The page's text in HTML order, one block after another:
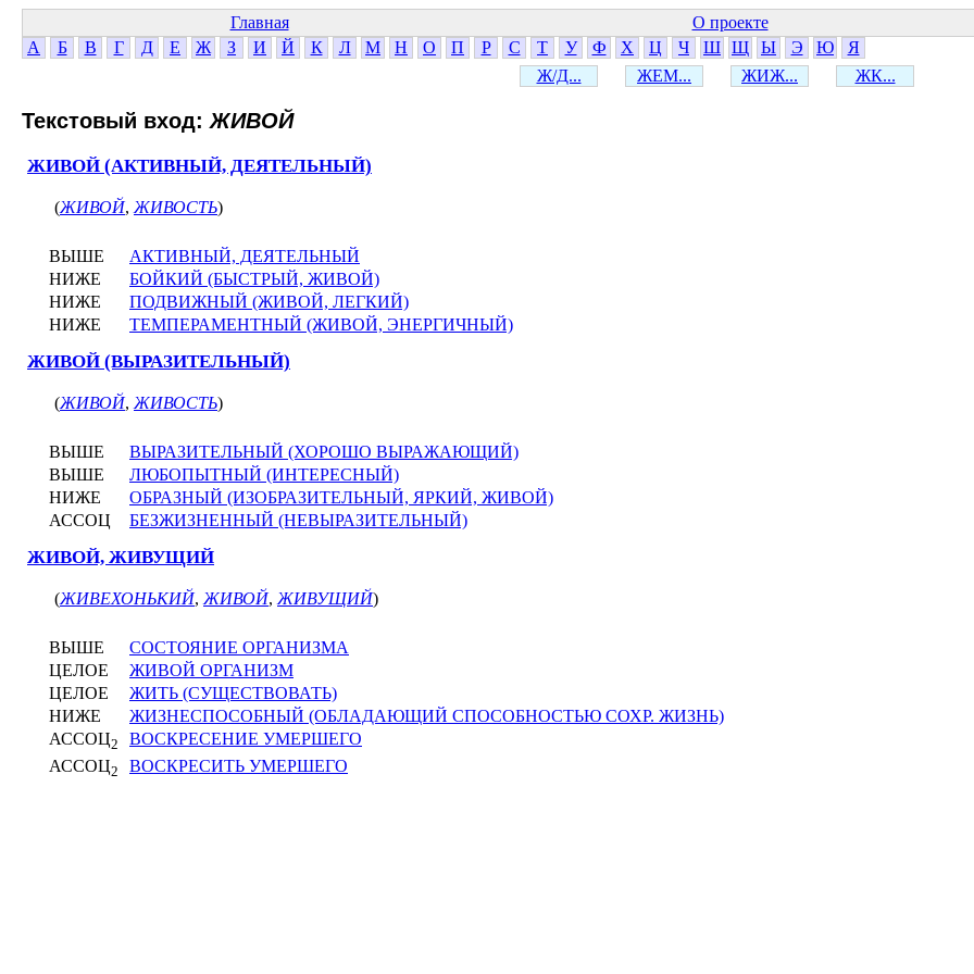
Главная О проекте
А
Б В Г Д Е Ж З И Й К Л М Н О П Р С Т У Ф Х Ц Ч Ш Щ Ы Э Ю
Я
Ж/Д...
ЖЕМ... ЖИЖ... ЖК...
Текстовый вход: ЖИВОЙ
ЖИВОЙ (АКТИВНЫЙ, ДЕЯТЕЛЬНЫЙ)
(ЖИВОЙ, ЖИВОСТЬ)
ВЫШЕ
АКТИВНЫЙ, ДЕЯТЕЛЬНЫЙ
НИЖЕ
БОЙКИЙ (БЫСТРЫЙ, ЖИВОЙ)
НИЖЕ
ПОДВИЖНЫЙ (ЖИВОЙ, ЛЕГКИЙ)
НИЖЕ
ТЕМПЕРАМЕНТНЫЙ (ЖИВОЙ, ЭНЕРГИЧНЫЙ)
ЖИВОЙ (ВЫРАЗИТЕЛЬНЫЙ)
(ЖИВОЙ, ЖИВОСТЬ)
ВЫШЕ
ВЫРАЗИТЕЛЬНЫЙ (ХОРОШО ВЫРАЖАЮЩИЙ)
ВЫШЕ
ЛЮБОПЫТНЫЙ (ИНТЕРЕСНЫЙ)
НИЖЕ
ОБРАЗНЫЙ (ИЗОБРАЗИТЕЛЬНЫЙ, ЯРКИЙ, ЖИВОЙ)
АССОЦ
БЕЗЖИЗНЕННЫЙ (НЕВЫРАЗИТЕЛЬНЫЙ)
ЖИВОЙ, ЖИВУЩИЙ
(ЖИВЕХОНЬКИЙ, ЖИВОЙ, ЖИВУЩИЙ)
ВЫШЕ
СОСТОЯНИЕ ОРГАНИЗМА
ЦЕЛОЕ
ЖИВОЙ ОРГАНИЗМ
ЦЕЛОЕ
ЖИТЬ (СУЩЕСТВОВАТЬ)
НИЖЕ
ЖИЗНЕСПОСОБНЫЙ (ОБЛАДАЮЩИЙ СПОСОБНОСТЬЮ СОХР. ЖИЗНЬ)
АССОЦ2
ВОСКРЕСЕНИЕ УМЕРШЕГО
АССОЦ2 ВОСКРЕСИТЬ УМЕРШЕГО